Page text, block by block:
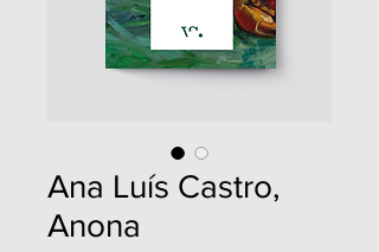
Ana Luís Castro,
Anona